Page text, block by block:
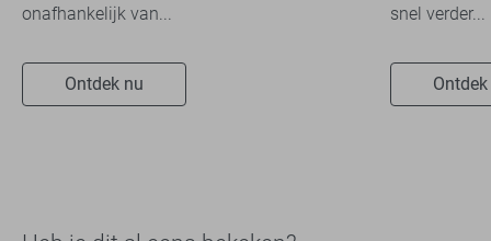
onafhankelijk van...
Ontdek nu
snel verder...